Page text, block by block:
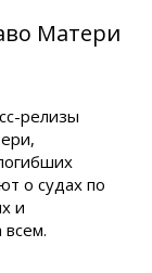
Матери
релизы
о судах по
и